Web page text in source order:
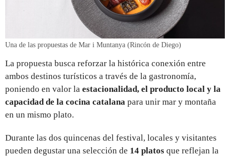
Una de las propuestas de Mar i Muntanya (Rincón de Diego)
La propuesta busca reforzar la histórica conexión entre
ambos destinos turísticos a través de la gastronomía,
poniendo en valor la estacionalidad, el producto local y la
capacidad de la cocina catalana para unir mar y montaña
en un mismo plato.
Durante las dos quincenas del festival, locales y visitantes
pueden degustar una selección de 14 platos que reflejan la